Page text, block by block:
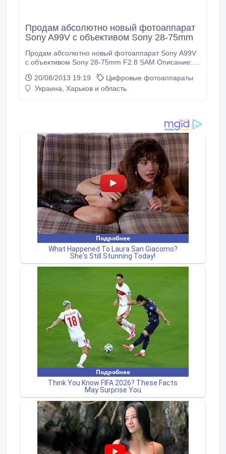
Продам абсолютно новый фотоаппарат
Sony A99V с объективом Sony 28-75mm
Продам абсолютно новый фотоаппарат Sony A99V
с объективом Sony 28-75mm F2.8 SAM Описание:
http://www.sony.ua/product/ddl-full-frame-lenses/sal-
2875 Чистые гарантийные талоны. Все коробки и
20/08/2013 19:19
Цифровые фотоаппараты
Украина, Харьков и область